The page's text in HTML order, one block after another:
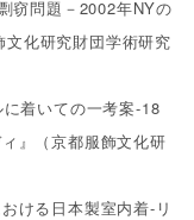
窃問題－2002年NYの
化研究財団学術研究
着いての一考案-18
』（京都服飾文化研
ける日本製室内着‐リ